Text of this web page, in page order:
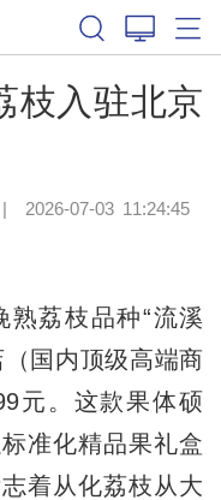
枝入驻北京
2026-07-03 11:24:45
荔枝品种“流溪
国内顶级高端商
元。这款果体硕
准化精品果礼盒
着从化荔枝从大